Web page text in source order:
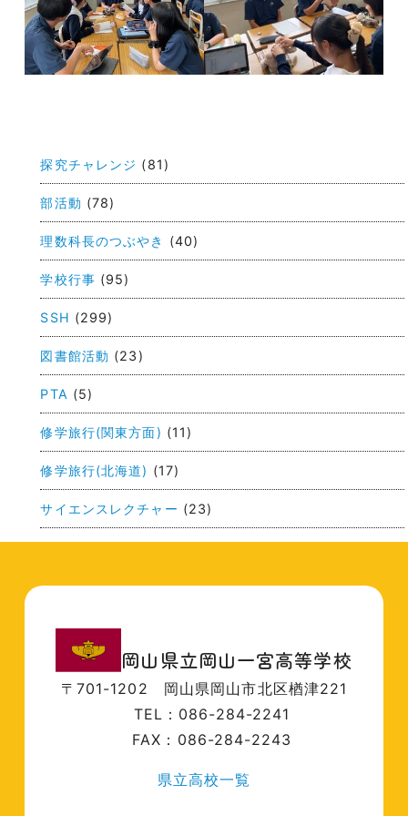
ナ
ビ
ゲ
ー
シ
ョ
ン
探究チャレンジ (81)
部活動 (78)
理数科長のつぶやき (40)
学校行事 (95)
SSH (299)
図書館活動 (23)
PTA (5)
修学旅行(関東方面) (11)
修学旅行(北海道) (17)
サイエンスレクチャー (23)
岡山県立岡山一宮高等学校
〒701-1202 岡山県岡山市北区楢津221
TEL：086-284-2241
FAX：086-284-2243
県立高校一覧